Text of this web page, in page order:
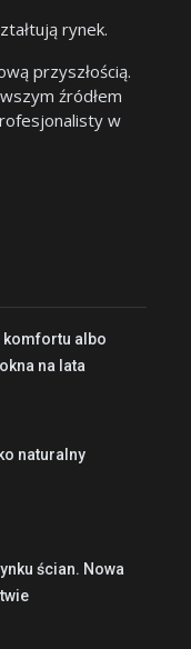
rynek.
przyszłością.
źródłem
w
komfortu albo
na lata
naturalny
ścian. Nowa